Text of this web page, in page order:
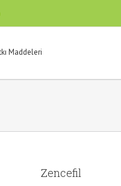
Zencefil